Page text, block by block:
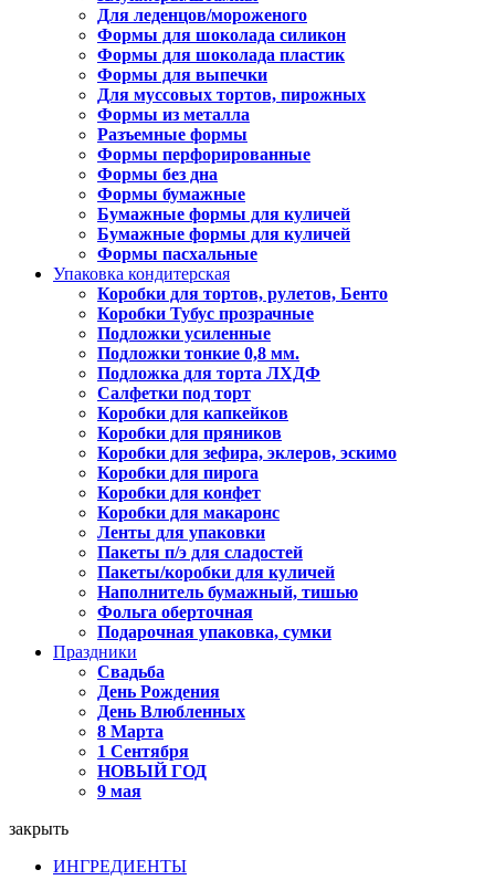
Для леденцов/мороженого
Формы для шоколада силикон
Формы для шоколада пластик
Формы для выпечки
Для муссовых тортов, пирожных
Формы из металла
Разъемные формы
Формы перфорированные
Формы без дна
Формы бумажные
Бумажные формы для куличей
Бумажные формы для куличей
Формы пасхальные
Упаковка кондитерская
Коробки для тортов, рулетов, Бенто
Коробки Тубус прозрачные
Подложки усиленные
Подложки тонкие 0,8 мм.
Подложка для торта ЛХДФ
Салфетки под торт
Коробки для капкейков
Коробки для пряников
Коробки для зефира, эклеров, эскимо
Коробки для пирога
Коробки для конфет
Коробки для макаронс
Ленты для упаковки
Пакеты п/э для сладостей
Пакеты/коробки для куличей
Наполнитель бумажный, тишью
Фольга оберточная
Подарочная упаковка, сумки
Праздники
Свадьба
День Рождения
День Влюбленных
8 Марта
1 Сентября
НОВЫЙ ГОД
9 мая
закрыть
ИНГРЕДИЕНТЫ